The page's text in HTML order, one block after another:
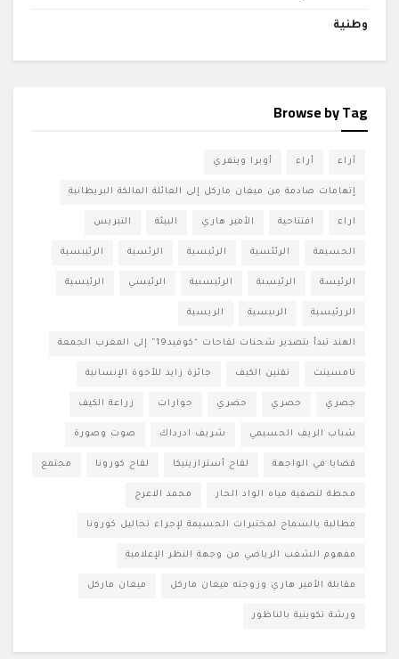
وطنية
Browse by Tag
آراء أراء أوبرا وينفري
إتهامات صادمة من ميغان ماركل إلى العائلة المالكة البريطانية
اراء افتتاحية الأمير هاري البيئة التبريس
الحسيمة الرئئسية الرئبسية الرئسية الرئيبسية
الرئيسة الرئيسىة الرئيسىية الرئيسي الرئيسية
الررئيسية الرىيسية الريسية
الهند تبدأ بتصدير شحنات لقاحات “كوفيد19” إلى المغرب الجمعة
تامسينت تقنين الكيف جائزة زايد للأخوة الإنسانية
جصري حصري حضري حوارات زراعة الكيف
شباب الريف الحسيمي شريف ادرداك صوت وصورة
قضايا في الواجهة لقاح أسترازينيكا لقاح كورونا مجتمع
محطة لتصفية مياه الواد الحار محمد الاعرج
مطالبة بالسماح لمختبرات الحسيمة لإجراء تحاليل كورونا
مفهوم الشغب الرياضي من وجهة النظر الإعلامية
مقابلة الأمير هاري وزوجته ميغان ماركل ميغان ماركل
ورشة تكوينية بالناظور